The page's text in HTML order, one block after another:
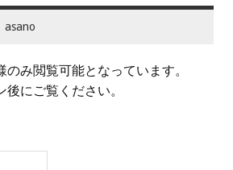
asano
のみ閲覧可能となっています。
にご覧ください。